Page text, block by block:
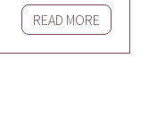
READ MORE